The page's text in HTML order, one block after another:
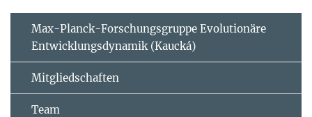
Max-Planck-Forschungsgruppe Evolutionäre
Entwicklungsdynamik (Kaucká)
Mitgliedschaften
Team